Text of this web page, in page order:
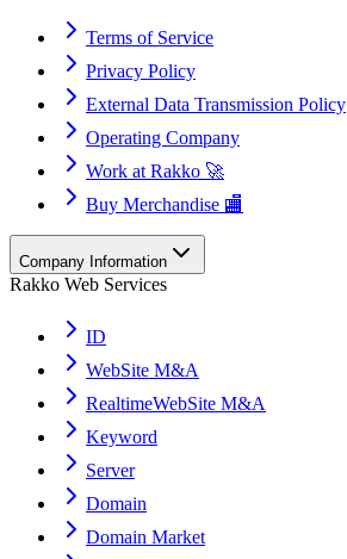
Terms of Service
Privacy Policy
External Data Transmission Policy
Operating Company
Work at Rakko 🚀
Buy Merchandise 🏬
Company Information
Rakko Web Services
ID
WebSite M&A
RealtimeWebSite M&A
Keyword
Server
Domain
Domain Market